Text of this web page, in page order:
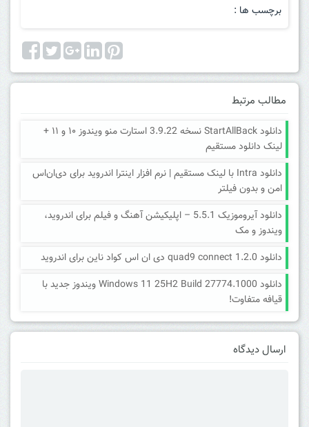
برچسب ها :
مطالب مرتبط
دانلود StartAllBack نسخه 3.9.22 استارت منو ویندوز ۱۰ و ۱۱ +
لینک دانلود مستقیم
دانلود Intra با لینک مستقیم | نرم افزار اینترا اندروید برای دی‌ان‌اس
امن و بدون فیلتر
دانلود آیروموزیک 5.5.1 – اپلیکیشن آهنگ و فیلم برای اندروید،
ویندوز و مک
دانلود quad9 connect 1.2.0 دی ان اس کواد ناین برای اندروید
دانلود Windows 11 25H2 Build 27774.1000 ویندوز جدید با
قیافه متفاوت!
ارسال دیدگاه